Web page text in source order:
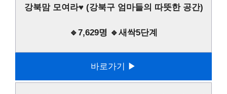
강북맘 모여라♥ (강북구 엄마들의 따뜻한 공간)
🔹7,629명 🔹새싹5단계
바로가기 ▶